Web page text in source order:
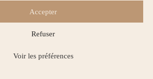
Accepter
Refuser
Voir les préférences